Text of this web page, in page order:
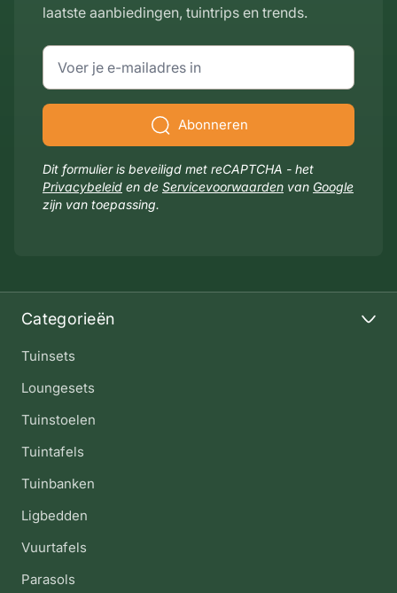
Categorieën
Tuinsets
Loungesets
Tuinstoelen
Tuintafels
Tuinbanken
Ligbedden
Vuurtafels
Parasols
laatste aanbiedingen, tuintrips en trends.
E-mailadres
Abonneren
Dit formulier is beveiligd met reCAPTCHA - het
Privacybeleid en de Servicevoorwaarden van Google
zijn van toepassing.